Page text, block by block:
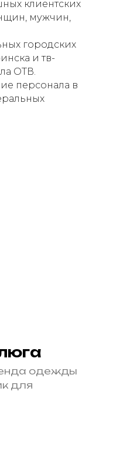
клиентских
мужчин,
городских
и тв-
ОТВ.
персонала в
одежды
для